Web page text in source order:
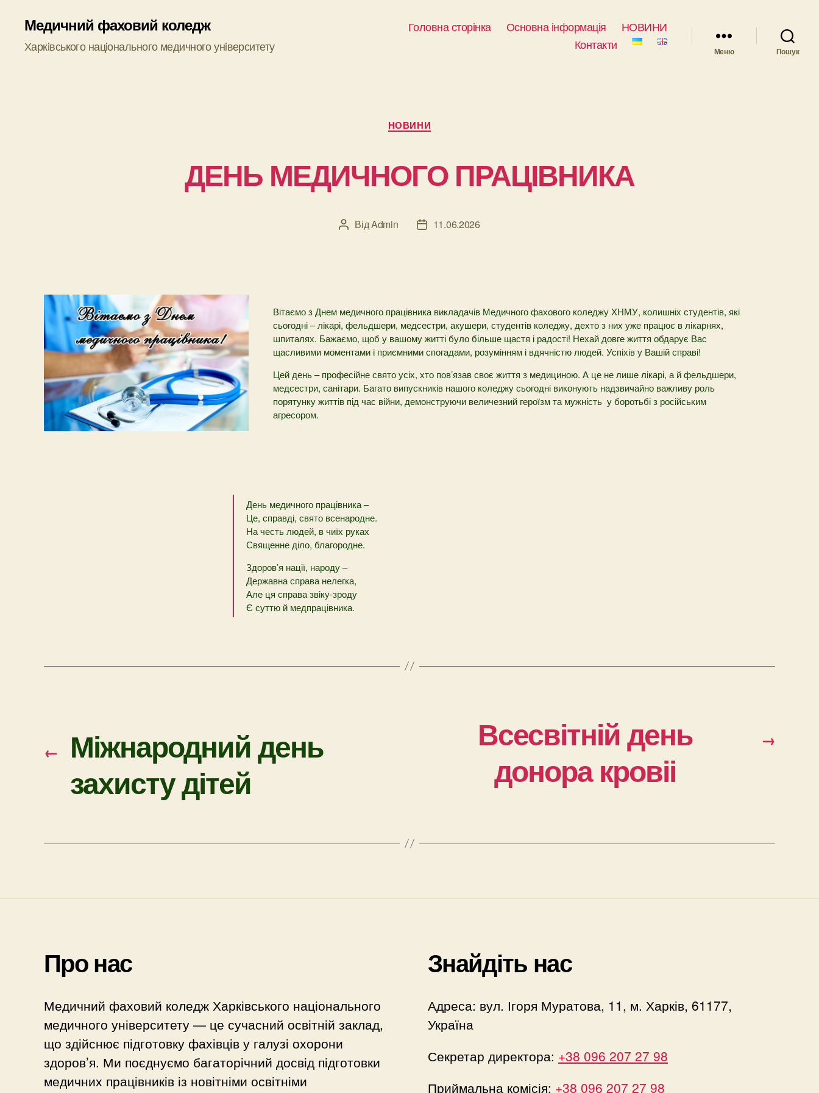
Медичний фаховий коледж
Харкiвського нацiонального медичного унiверситету
Головна сторінка Основна інформація
НОВИНИ
Контакти
Меню Пошук
Категорії
НОВИНИ
ДЕНЬ МЕДИЧНОГО ПРАЦІВНИКА
Автор
ВідAdmin
Дата11.06.2026
Вітаємо з Днем медичного працівника викладачів Медичного фахового коледжу ХНМУ, колишніх студентів, які
сьогодні – лікарі, фельдшери, медсестри, акушери, студентів коледжу, дехто з них уже працює в лікарнях,
шпиталях. Бажаємо, щоб у вашому житті було більше щастя і радості! Нехай довге життя обдарує Вас
щасливими моментами і приємними спогадами, розумінням і вдячністю людей. Успіхів у Вашій справі!
Цей день – професійне свято усіх, хто пов’язав своє життя з медициною. А це не лише лікарі, а й фельдшери,
медсестри, санітари. Багато випускників нашого коледжу сьогодні виконують надзвичайно важливу роль
порятунку життів під час війни, демонструючи величезний героїзм та мужність у боротьбі з російським
агресором.
День медичного працівника –
Це, справді, свято всенародне.
На честь людей, в чиїх руках
Священне діло, благородне.
Здоров’я нації, народу –
Державна справа нелегка,
Але ця справа звіку-зроду
Є суттю й медпрацівника.
←
Міжнародний день
захисту дітей
→
Всесвітній день
донора кровіі
Про нас
Медичний фаховий коледж Харківського національного
медичного університету — це сучасний освітній заклад,
що здійснює підготовку фахівців у галузі охорони
здоров’я. Ми поєднуємо багаторічний досвід підготовки
медичних працівників із новітніми освітніми
Знайдіть нас
Адреса: вул. Ігоря Муратова, 11, м. Харків, 61177,
Україна
Секретар директора: +38 096 207 27 98
Приймальна комісія: +38 096 207 27 98